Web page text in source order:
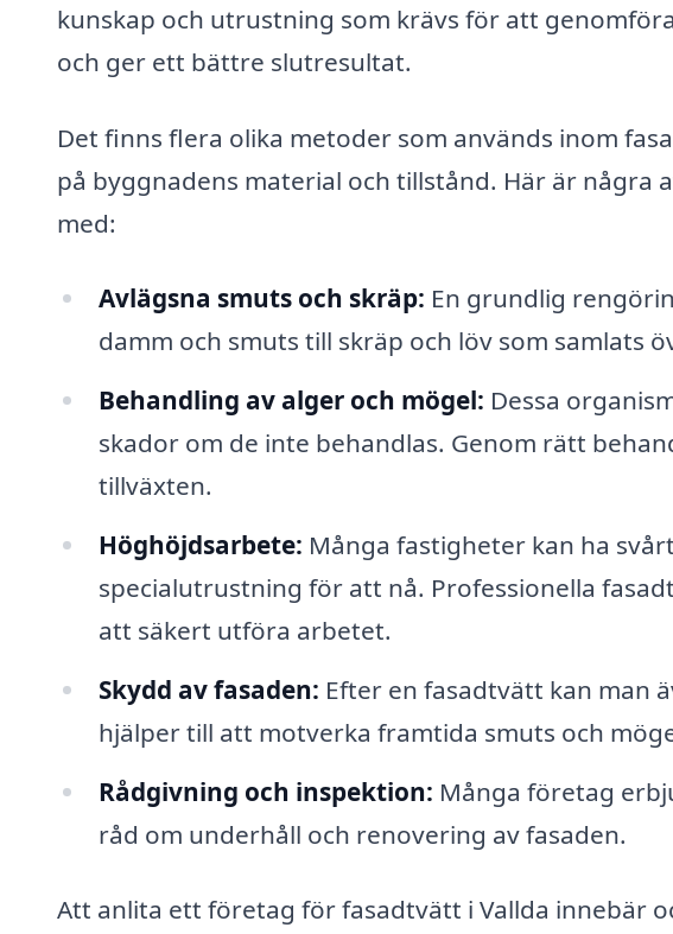
kunskap och utrustning som krävs för att
och ger ett bättre slutresultat.
Det finns flera olika metoder som används inom
på byggnadens material och tillstånd. Här är några
med:
Avlägsna smuts och skräp: En grundlig
damm och smuts till skräp och löv som samlats
Behandling av alger och mögel: Dessa
skador om de inte behandlas. Genom rätt
tillväxten.
Höghöjdsarbete: Många fastigheter kan ha
specialutrustning för att nå. Professionella
att säkert utföra arbetet.
Skydd av fasaden: Efter en fasadtvätt kan man
hjälper till att motverka framtida smuts och
Rådgivning och inspektion: Många företag
råd om underhåll och renovering av fasaden.
Att anlita ett företag för fasadtvätt i Vallda innebär